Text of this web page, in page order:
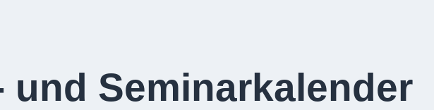
und Seminarkalender